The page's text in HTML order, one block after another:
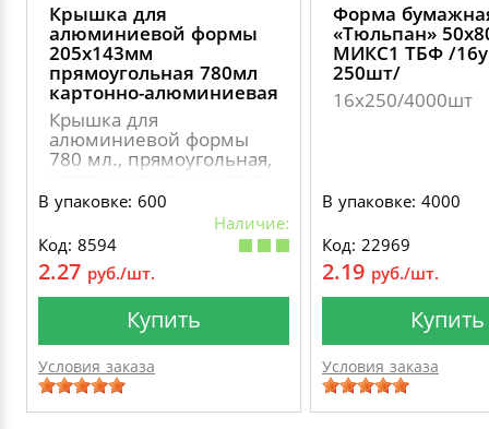
Крышка для
алюминиевой формы
205х143мм
прямоугольная 780мл
картонно-алюминиевая
Крышка для
алюминиевой формы
780 мл., прямоугольная,
картонно-алюминиевая
В упаковке: 600
Наличие:
Код: 8594
2.27 руб./шт.
Купить
Условия заказа
Форма
«Тюльпан»
МИКС1 ТБФ /
250шт/
16х250/4000шт
В упаковке: 4000
Код: 22969
2.19 руб./шт.
Купить
Условия заказа